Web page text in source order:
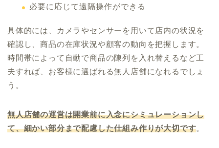
必要に応じて遠隔操作ができる
具体的には、カメラやセンサーを用いて店内の状況を
確認し、商品の在庫状況や顧客の動向を把握します。
時間帯によって自動で商品の陳列を入れ替えるなど工
夫すれば、お客様に選ばれる無人店舗になれるでしょ
う。
無人店舗の運営は開業前に入念にシミュレーションし
て、細かい部分まで配慮した仕組み作りが大切です。